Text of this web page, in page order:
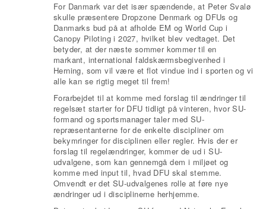
For Danmark var det især spændende, at Peter Svalø
skulle præsentere Dropzone Denmark og DFUs og
Danmarks bud på at afholde EM og World Cup i
Canopy Piloting i 2027, hvilket blev vedtaget. Det
betyder, at der næste sommer kommer til en
markant, international faldskærmsbegivenhed i
Herning, som vil være et flot vindue ind i sporten og vi
alle kan se rigtig meget til frem!
Forarbejdet til at komme med forslag til ændringer til
regelsæt starter for DFU tidligt på vinteren, hvor SU-
formand og sportsmanager taler med SU-
repræsentanterne for de enkelte discipliner om
bekymringer for disciplinen eller regler. Hvis der er
forslag til regelændringer, kommer de ud i SU-
udvalgene, som kan gennemgå dem i miljøet og
komme med input til, hvad DFU skal stemme.
Omvendt er det SU-udvalgenes rolle at føre nye
ændringer ud i disciplinerne herhjemme.